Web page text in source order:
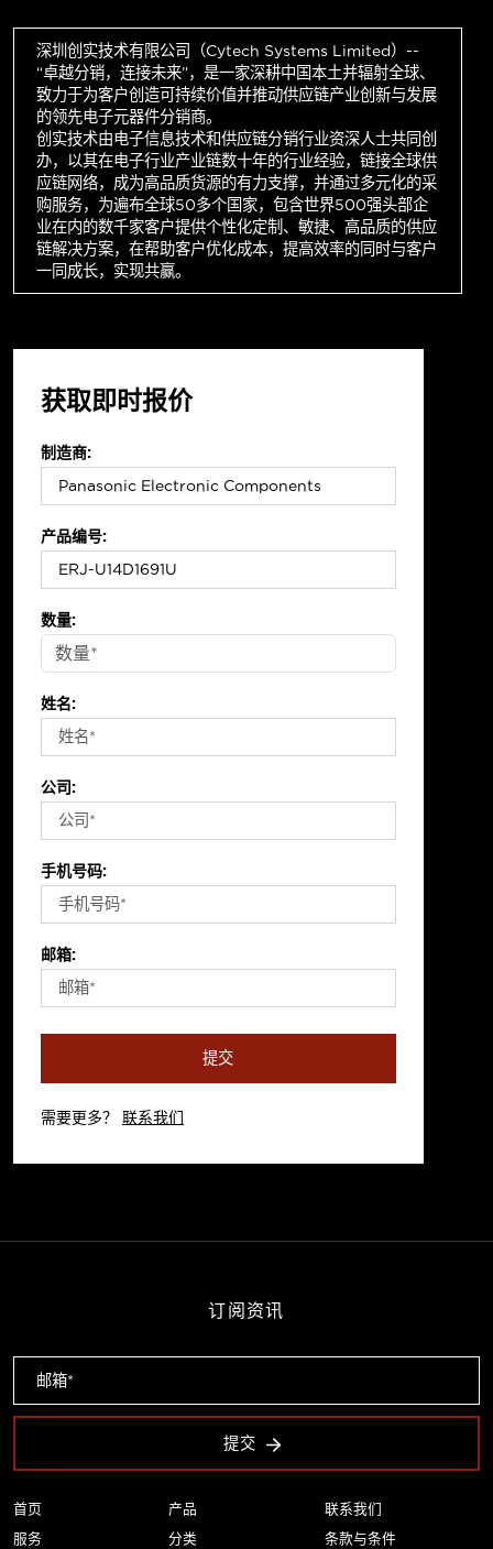
深圳创实技术有限公司（Cytech Systems Limited）--
“卓越分销，连接未来”，是一家深耕中国本土并辐射全球、
致力于为客户创造可持续价值并推动供应链产业创新与发展
的领先电子元器件分销商。
创实技术由电子信息技术和供应链分销行业资深人士共同创
办，以其在电子行业产业链数十年的行业经验，链接全球供
应链网络，成为高品质货源的有力支撑，并通过多元化的采
购服务，为遍布全球50多个国家，包含世界500强头部企
业在内的数千家客户提供个性化定制、敏捷、高品质的供应
链解决方案，在帮助客户优化成本，提高效率的同时与客户
一同成长，实现共赢。
获取即时报价
制造商:
产品编号:
数量:
姓名:
公司:
手机号码:
邮箱:
提交
需要更多？ 联系我们
首页
服务
产品
分类
联系我们
条款与条件
订阅资讯
提交